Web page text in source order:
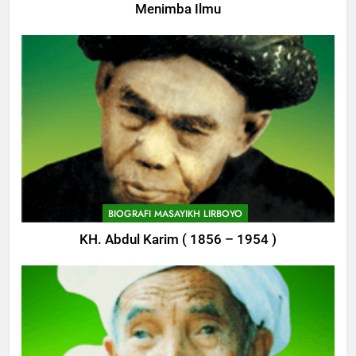
Menimba Ilmu
BIOGRAFI MASAYIKH LIRBOYO
KH. Abdul Karim ( 1856 – 1954 )
745
Himasal Semen Sumbang
Pembangunan Kantor Himasal
POJOK LIRBOYO